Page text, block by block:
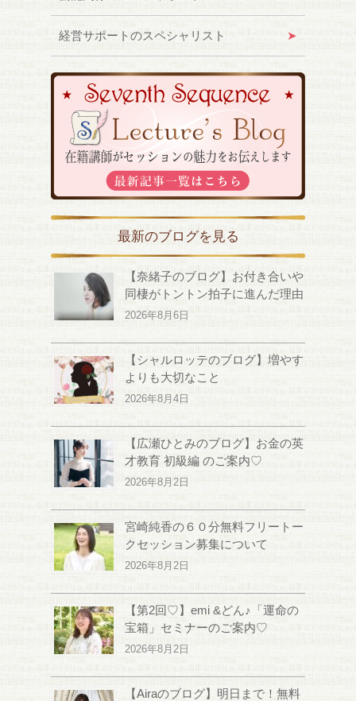
経営サポートのスペシャリスト
最新のブログを見る
【奈緒子のブログ】お付き合いや
同棲がトントン拍子に進んだ理由
2026年8月6日
【シャルロッテのブログ】増やす
よりも大切なこと
2026年8月4日
【広瀬ひとみのブログ】お金の英
才教育 初級編 のご案内♡
2026年8月2日
宮崎純香の６０分無料フリートー
クセッション募集について
2026年8月2日
【第2回♡】emi &どん♪「運命の
宝箱」セミナーのご案内♡
2026年8月2日
【Airaのブログ】明日まで！無料